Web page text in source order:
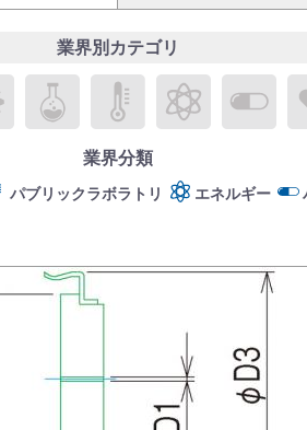
業界別カテゴリ
ロニクス
メカトロニクス
ケミカル パブリックラボラトバ
業界分類
パブリックラボラトリ エネルギー